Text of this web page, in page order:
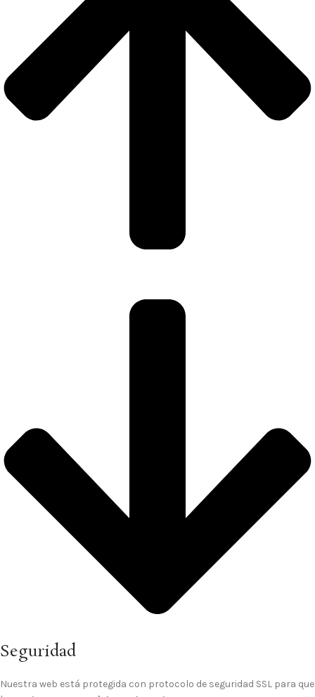
Seguridad
Nuestra web está protegida con protocolo de seguridad SSL para que